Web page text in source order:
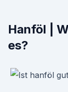
Hanföl |
es?